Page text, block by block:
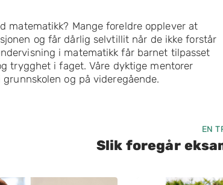
matematikk? Mange foreldre opplever at
og får dårlig selvtillit når de ikke forstår
i matematikk får barnet tilpasset
trygghet i faget. Våre dyktige mentorer
og på videregående.
EN
Slik foregår